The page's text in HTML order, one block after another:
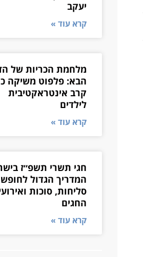
יעקב
קרא עוד »
מלחמת הכריות של
הבא: פלפוט משיקה
קרב אינטראקטיבית
לילדים
קרא עוד »
חגי תשרי תשפ״ז
המדריך הגדול
סליחות, סוכות
החגים
קרא עוד »